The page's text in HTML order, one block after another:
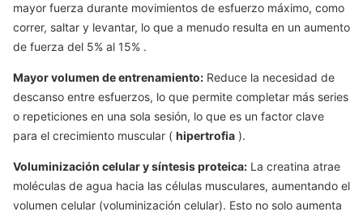
mayor fuerza durante movimientos de esfuerzo máximo, como
correr, saltar y levantar, lo que a menudo resulta en un aumento
de fuerza del 5% al 15% .
Mayor volumen de entrenamiento: Reduce la necesidad de
descanso entre esfuerzos, lo que permite completar más series
o repeticiones en una sola sesión, lo que es un factor clave
para el crecimiento muscular ( hipertrofia ).
Voluminización celular y síntesis proteica: La creatina atrae
moléculas de agua hacia las células musculares, aumentando el
volumen celular (voluminización celular). Esto no solo aumenta